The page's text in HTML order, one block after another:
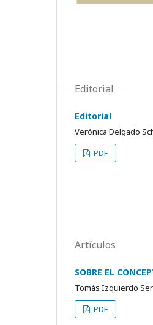
Editorial
Editorial
Verónica Delgado
PDF
Artículos
SOBRE EL
Tomás Izquierdo
PDF